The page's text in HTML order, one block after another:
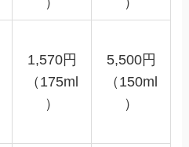
1,570円
（175ml
）
5,500円
（150ml
）